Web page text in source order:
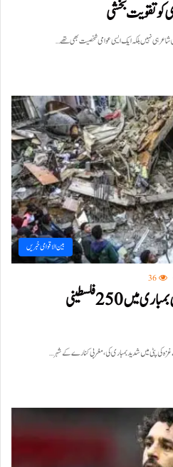
بخشی
نہیں بلکہ ایک ایسی عوامی شخصیت بھی تھے…
بین الاقوامی خبریں
36
غزہ میں ایک اور خونی دن، اسرائیلی بمباری میں 250فلسطینی